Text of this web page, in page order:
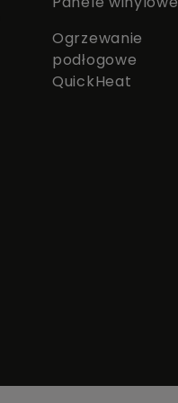
Ogrzewanie
podłogowe
QuickHeat